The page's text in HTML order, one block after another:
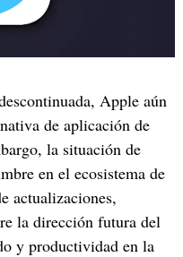
Apple aún
de aplicación de
la situación de
en el ecosistema de
actualizaciones,
la dirección futura del
y productividad en la